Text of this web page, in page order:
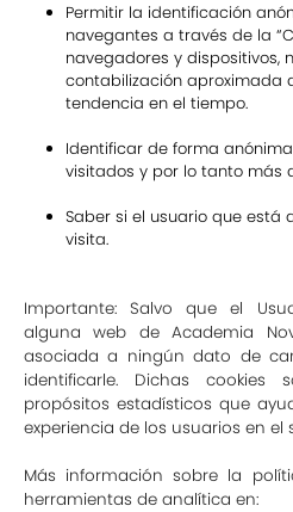
Permitir la identificación
navegantes a través de la
navegadores y dispositivos,
contabilización aproximada
tendencia en el tiempo.
Identificar de forma
visitados y por lo tanto más
Saber si el usuario que está
visita.
Importante: Salvo que el
alguna web de Academia
asociada a ningún dato de
identificarle. Dichas cookies
propósitos estadísticos que
experiencia de los usuarios en el
Más información sobre la
herramientas de analítica en: